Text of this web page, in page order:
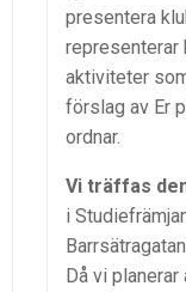
presentera
representerar
aktiviteter
förslag av Er
ordnar.
Vi träffas
i
Då vi